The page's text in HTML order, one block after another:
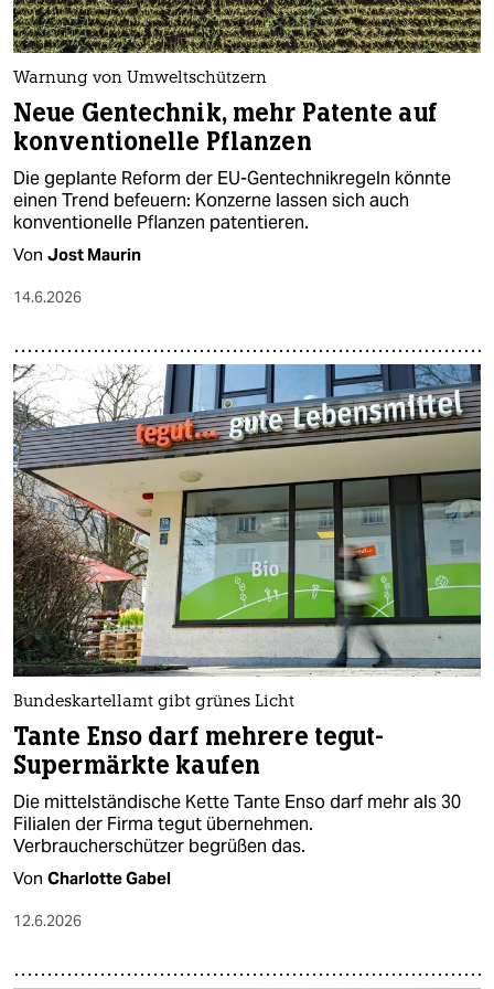
Warnung von Umweltschützern
Neue Gentechnik, mehr Patente auf
konventionelle Pflanzen
Die geplante Reform der EU-Gentechnikregeln könnte
einen Trend befeuern: Konzerne lassen sich auch
konventionelle Pflanzen patentieren.
Von Jost Maurin
14.6.2026
Bundeskartellamt gibt grünes Licht
Tante Enso darf mehrere tegut-
Supermärkte kaufen
Die mittelständische Kette Tante Enso darf mehr als 30
Filialen der Firma tegut übernehmen.
Verbraucherschützer begrüßen das.
Von Charlotte Gabel
12.6.2026